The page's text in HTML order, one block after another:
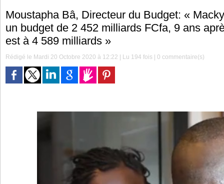
Moustapha Bâ, Directeur du Budget: «
un budget de 2 452 milliards FCfa, 9 ans
est à 4 589 milliards »
Rédigé le Mardi 20 Octobre 2020 à 12:22 | Lu 194 fois |0 commentaire(s)